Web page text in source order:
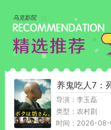
乌克影院
养鬼吃人7：
导演：李玉磊
类型：农村剧
时间：2026-